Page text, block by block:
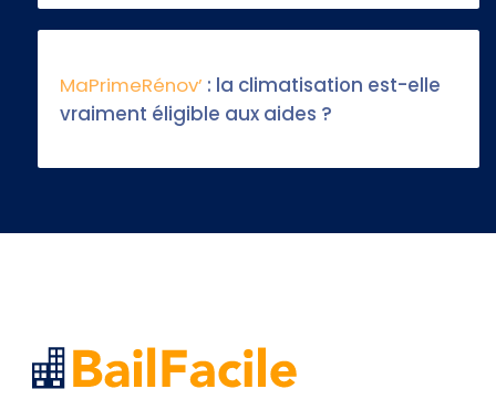
MaPrimeRénov’ : la climatisation est-elle
vraiment éligible aux aides ?